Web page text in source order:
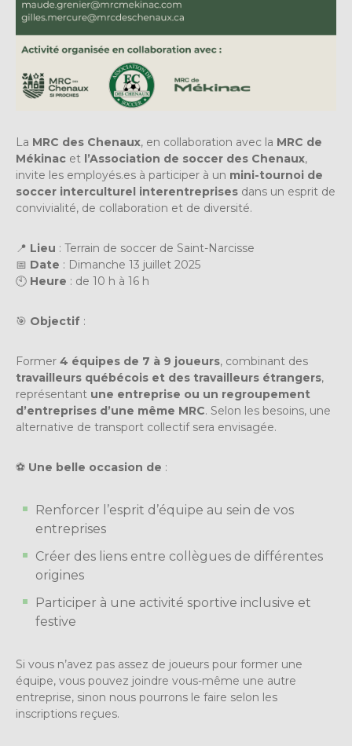
La MRC des Chenaux, en collaboration avec la MRC de
Mékinac et l’Association de soccer des Chenaux,
invite les employés.es à participer à un mini-tournoi de
soccer interculturel interentreprises dans un esprit de
convivialité, de collaboration et de diversité.
📍 Lieu : Terrain de soccer de Saint-Narcisse
📅 Date : Dimanche 13 juillet 2025
🕙 Heure : de 10 h à 16 h
🎯 Objectif :
Former 4 équipes de 7 à 9 joueurs, combinant des
travailleurs québécois et des travailleurs étrangers,
représentant une entreprise ou un regroupement
d’entreprises d’une même MRC. Selon les besoins, une
alternative de transport collectif sera envisagée.
⚽ Une belle occasion de :
Renforcer l’esprit d’équipe au sein de vos
entreprises
Créer des liens entre collègues de différentes
origines
Participer à une activité sportive inclusive et
festive
Si vous n’avez pas assez de joueurs pour former une
équipe, vous pouvez joindre vous-même une autre
entreprise, sinon nous pourrons le faire selon les
inscriptions reçues.